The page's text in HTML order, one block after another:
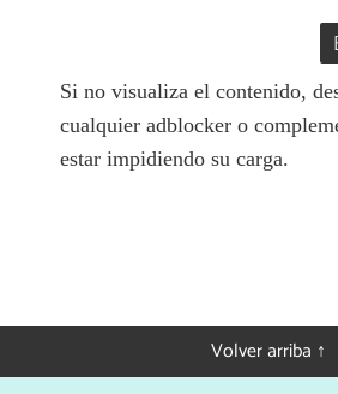
Si no visualiza el contenido,
cualquier adblocker o
estar impidiendo su carga.
Volver arriba ↑